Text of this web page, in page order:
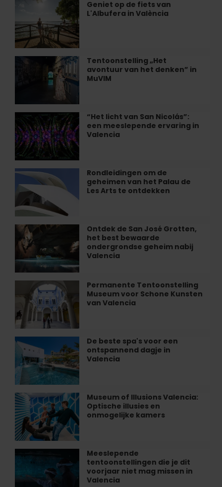
Hedendaagse
Kunst
in
Valencia
Geniet op de fiets van
L'Albufera in València
de
fiets
van
L'Albufera
Tentoonstelling „Het
avontuur van het denken” in
MuVIM
Tentoonstelling
het
denken”
MuVIM
“Het licht van San Nicolás”:
een meeslepende ervaring in
Valencia
“Het
licht
van
San
Nicolás”:
een
meeslepende
ervaring
Valencia
Rondleidingen om de
geheimen van het Palau de
Les Arts te ontdekken
Rondleidingen
om
de
geheimen
van
het
Palau
de
Les
ontdekken
Ontdek de San José Grotten,
het best bewaarde
ondergrondse geheim nabij
Valencia
Ontdek
de
San
José
Grotten,
het
bewaarde
ondergrondse
geheim
Valencia
Permanente Tentoonstelling
Museum voor Schone Kunsten
van Valencia
Permanente
Tentoonstelling
Museum
voor
Schone
Kunsten
van
Valencia
De beste spa's voor een
ontspannend dagje in
Valencia
De
beste
spa's
voor
een
ontspannend
dagje
in
Valencia
Museum of Illusions Valencia:
Optische illusies en
onmogelijke kamers
Museum
of
Illusions
Valencia:
Optische
illusies
onmogelijke
kamers
Meeslepende
tentoonstellingen die je dit
voorjaar niet mag missen in
Valencia
Meeslepende
tentoonstellingen
die